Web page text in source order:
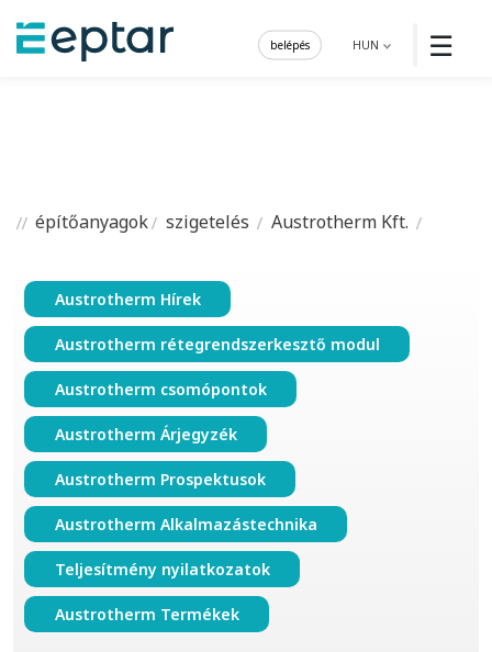
☰
HUN
belépés
építőanyagok szigetelés Austrotherm Kft.
Austrotherm Hírek
Austrotherm rétegrendszerkesztő modul
Austrotherm csomópontok
Austrotherm Árjegyzék
Austrotherm Prospektusok
Austrotherm Alkalmazástechnika
Teljesítmény nyilatkozatok
Austrotherm Termékek